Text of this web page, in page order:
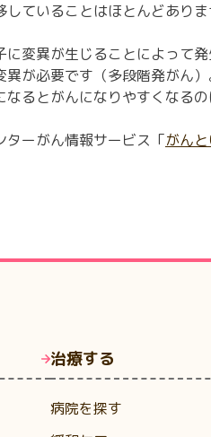
ていることはほとんどありま
に変異が生じることによって
異が必要です（多段階発がん
るとがんになりやすくなるの
ターがん情報サービス「がん
治療する
病院を探す